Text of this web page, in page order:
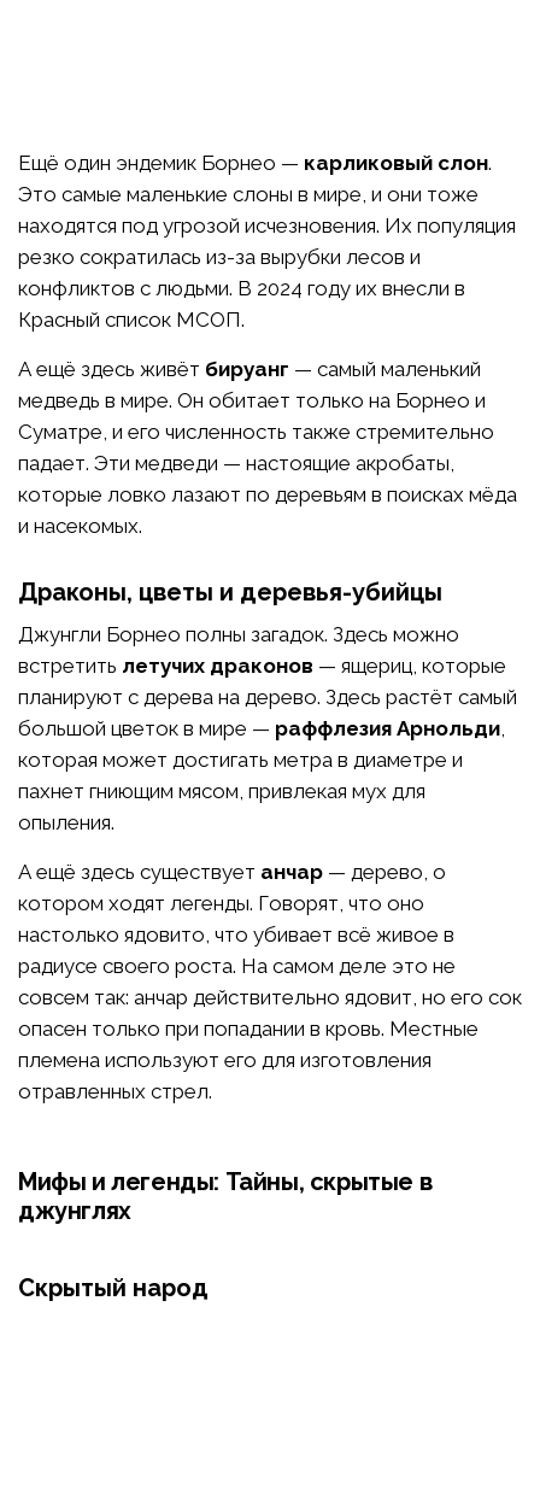
Ещё один эндемик Борнео — карликовый слон.
Это самые маленькие слоны в мире, и они тоже
находятся под угрозой исчезновения. Их популяция
резко сократилась из-за вырубки лесов и
конфликтов с людьми. В 2024 году их внесли в
Красный список МСОП.
А ещё здесь живёт бируанг — самый маленький
медведь в мире. Он обитает только на Борнео и
Суматре, и его численность также стремительно
падает. Эти медведи — настоящие акробаты,
которые ловко лазают по деревьям в поисках мёда
и насекомых.
Драконы, цветы и деревья-убийцы
Джунгли Борнео полны загадок. Здесь можно
встретить летучих драконов — ящериц, которые
планируют с дерева на дерево. Здесь растёт самый
большой цветок в мире — раффлезия Арнольди
которая может достигать метра в диаметре и
пахнет гниющим мясом, привлекая мух для
опыления.
А ещё здесь существует анчар — дерево, о
котором ходят легенды. Говорят, что оно
настолько ядовито, что убивает всё живое в
радиусе своего роста. На самом деле это не
совсем так: анчар действительно ядовит, но его сок
опасен только при попадании в кровь. Местные
племена используют его для изготовления
отравленных стрел.
Мифы и легенды: Тайны, скрытые в
джунглях
Скрытый народ